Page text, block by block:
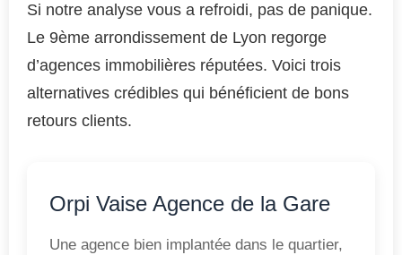
Si notre analyse vous a refroidi, pas de panique.
Le 9ème arrondissement de Lyon regorge
d’agences immobilières réputées. Voici trois
alternatives crédibles qui bénéficient de bons
retours clients.
Orpi Vaise Agence de la Gare
Une agence bien implantée dans le quartier,